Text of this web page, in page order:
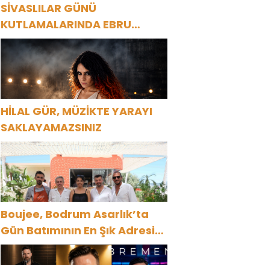
SİVASLILAR GÜNÜ
KUTLAMALARINDA EBRU
YAŞAR RÜZGARI ESECEK!
HİLAL GÜR, MÜZİKTE YARAYI
SAKLAYAMAZSINIZ
Boujee, Bodrum Asarlık’ta
Gün Batımının En Şık Adresi
Oldu